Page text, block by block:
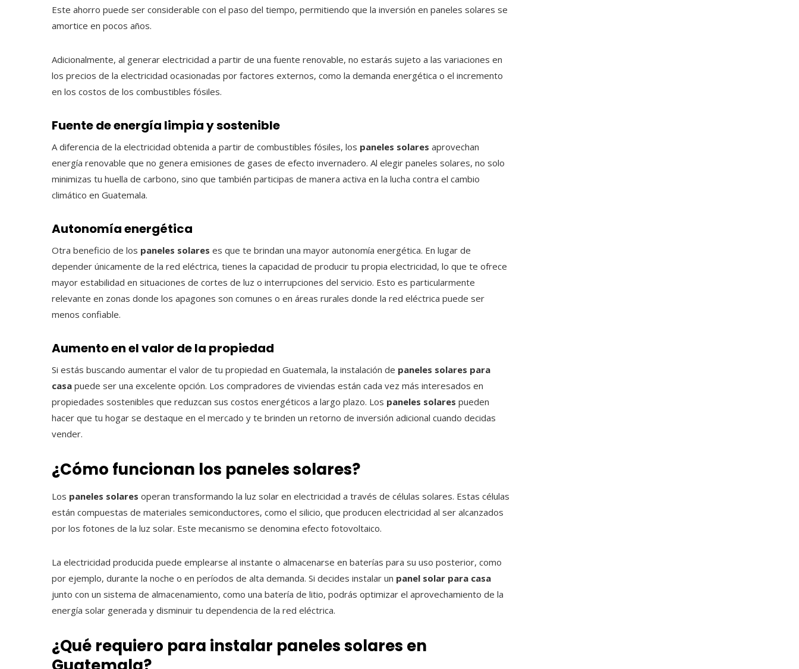
Este ahorro puede ser considerable con el paso del tiempo, permitiendo que la inversión en paneles solares se
amortice en pocos años.
Adicionalmente, al generar electricidad a partir de una fuente renovable, no estarás sujeto a las variaciones en
los precios de la electricidad ocasionadas por factores externos, como la demanda energética o el incremento
en los costos de los combustibles fósiles.
Fuente de energía limpia y sostenible
A diferencia de la electricidad obtenida a partir de combustibles fósiles, los paneles solares aprovechan
energía renovable que no genera emisiones de gases de efecto invernadero. Al elegir paneles solares, no solo
minimizas tu huella de carbono, sino que también participas de manera activa en la lucha contra el cambio
climático en Guatemala.
Autonomía energética
Otra beneficio de los paneles solares es que te brindan una mayor autonomía energética. En lugar de
depender únicamente de la red eléctrica, tienes la capacidad de producir tu propia electricidad, lo que te ofrece
mayor estabilidad en situaciones de cortes de luz o interrupciones del servicio. Esto es particularmente
relevante en zonas donde los apagones son comunes o en áreas rurales donde la red eléctrica puede ser
menos confiable.
Aumento en el valor de la propiedad
Si estás buscando aumentar el valor de tu propiedad en Guatemala, la instalación de paneles solares para
casa puede ser una excelente opción. Los compradores de viviendas están cada vez más interesados en
propiedades sostenibles que reduzcan sus costos energéticos a largo plazo. Los paneles solares pueden
hacer que tu hogar se destaque en el mercado y te brinden un retorno de inversión adicional cuando decidas
vender.
¿Cómo funcionan los paneles solares?
Los paneles solares operan transformando la luz solar en electricidad a través de células solares. Estas células
están compuestas de materiales semiconductores, como el silicio, que producen electricidad al ser alcanzados
por los fotones de la luz solar. Este mecanismo se denomina efecto fotovoltaico.
La electricidad producida puede emplearse al instante o almacenarse en baterías para su uso posterior, como
por ejemplo, durante la noche o en períodos de alta demanda. Si decides instalar un panel solar para casa
junto con un sistema de almacenamiento, como una batería de litio, podrás optimizar el aprovechamiento de la
energía solar generada y disminuir tu dependencia de la red eléctrica.
¿Qué requiero para instalar paneles solares en